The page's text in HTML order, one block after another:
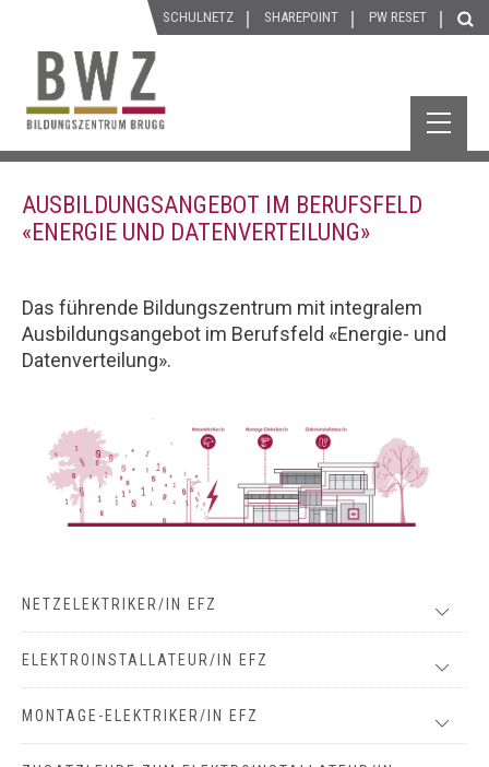
SCHULNETZ SHAREPOINT PW RESET
AUSBILDUNGSANGEBOT IM BERUFSFELD
«ENERGIE UND DATENVERTEILUNG»
Das führende Bildungszentrum mit integralem
Ausbildungsangebot im Berufsfeld «Energie- und
Datenverteilung».
NETZELEKTRIKER/IN EFZ
ELEKTROINSTALLATEUR/IN EFZ
MONTAGE-ELEKTRIKER/IN EFZ